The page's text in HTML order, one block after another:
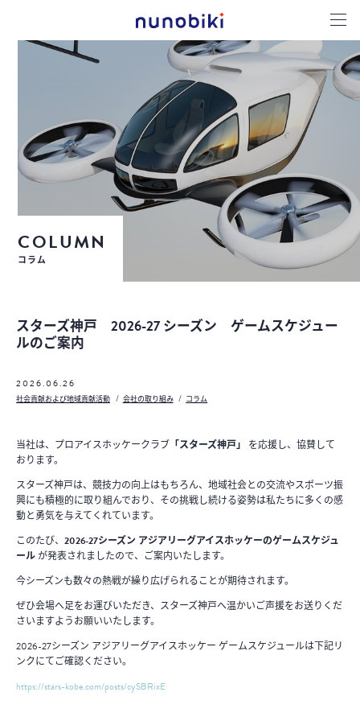
COLUMN
コラム
スターズ神戸 2026-27 シーズン ゲームスケジュー
ルのご案内
2026.06.26
社会貢献および地域貢献活動 会社の取り組み コラム
当社は、プロアイスホッケークラブ 「スターズ神戸」
を応援し、協賛して
おります。
スターズ神戸は、競技力の向上はもちろん、地域社会との交流やスポーツ振
興にも積極的に取り組んでおり、その挑戦し続ける姿勢は私たちに多くの感
動と勇気を与えてくれています。
このたび、 2026-27シーズン アジアリーグアイスホッケーのゲームスケジュ
ールが発表されましたので、ご案内いたします。
今シーズンも数々の熱戦が繰り広げられることが期待されます。
ぜひ会場へ足をお運びいただき、スターズ神戸へ温かいご声援をお送りくだ
さいますようお願いいたします。
2026-27シーズン アジアリーグアイスホッケー ゲームスケジュールは下記リ
ンクにてご確認ください。
https://stars-kobe.com/posts/cySBRixE